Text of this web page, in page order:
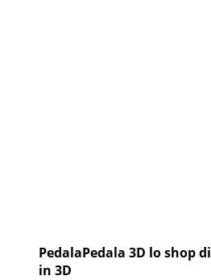
PedalaPedala 3D lo shop
in 3D